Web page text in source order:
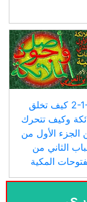
2-1-5 كيف تخلق
وكيف تتحرك
الأول من
الثاني من
المكية